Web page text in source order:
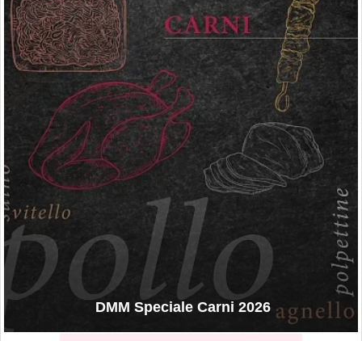
DMM Speciale Carni 2026